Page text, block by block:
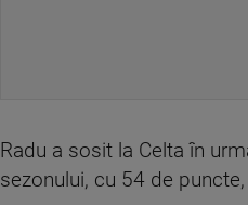
Radu a sosit la Celta în
sezonului, cu 54 de